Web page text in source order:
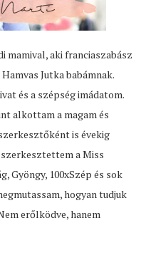
mamival, aki franciaszabász
Jutka babámnak.
és a szépség imádatom.
alkottam a magam és
is évekig
a Miss
Gyöngy, 100xSzép és sok
hogyan tudjuk
erőlködve, hanem